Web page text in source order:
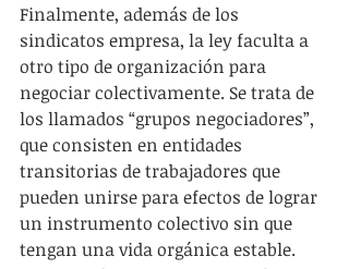
Finalmente, además de los
sindicatos empresa, la ley faculta a
otro tipo de organización para
negociar colectivamente. Se trata de
los llamados “grupos negociadores”,
que consisten en entidades
transitorias de trabajadores que
pueden unirse para efectos de lograr
un instrumento colectivo sin que
tengan una vida orgánica estable.